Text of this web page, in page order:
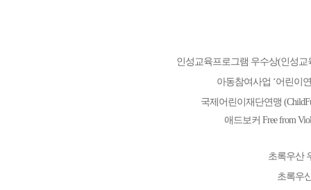
인성교육프로그램 우수상(인성
아동참여사업 ‘어린이
국제어린이재단연맹
애드보커 Free from
초록우산
초록우